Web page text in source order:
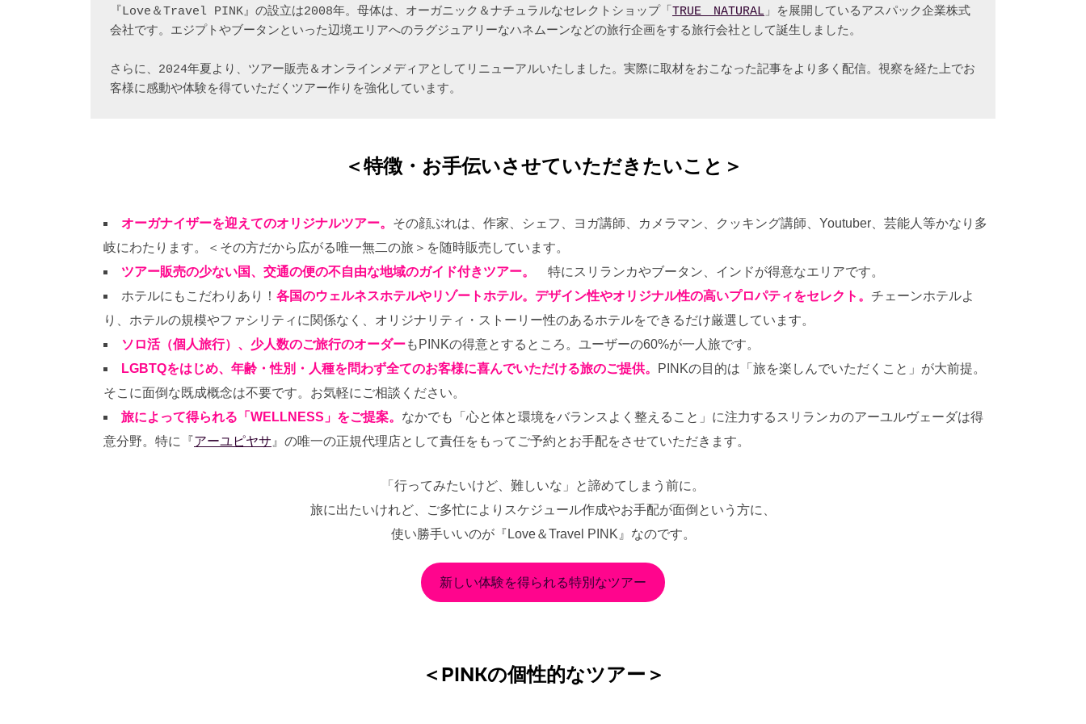
『Love＆Travel PINK』の設立は2008年。母体は、オーガニック＆ナチュラルなセレクトショップ「 TRUE　NATURAL」を展開しているアスパック企業株式
会社です。エジプトやブータンといった辺境エリアへのラグジュアリーなハネムーンなどの旅行企画をする旅行会社として誕生しました。
さらに、2024年夏より、ツアー販売＆オンラインメディアとしてリニューアルいたしました。実際に取材をおこなった記事をより多く配信。視察を経た上でお
客様に感動や体験を得ていただくツアー作りを強化しています。
＜特徴・お手伝いさせていただきたいこと＞
オーガナイザーを迎えてのオリジナルツアー。 その顔ぶれは、作家、シェフ、ヨガ講師、カメラマン、クッキング講師、Youtuber、芸能人等かなり多
岐にわたります。＜その方だから広がる唯一無二の旅＞を随時販売しています。
ツアー販売の少ない国、交通の便の不自由な地域のガイド付きツアー。
特にスリランカやブータン、インドが得意なエリアです。
ホテルにもこだわりあり！ 各国のウェルネスホテルやリゾートホテル。デザイン性やオリジナル性の高いプロパティをセレクト。 チェーンホテルよ
り、ホテルの規模やファシリティに関係なく、オリジナリティ・ストーリー性のあるホテルをできるだけ厳選しています。
ソロ活（個人旅行）、少人数のご旅行のオーダーもPINKの得意とするところ。ユーザーの60%が一人旅です。
LGBTQをはじめ、年齢・性別・人種を問わず全てのお客様に喜んでいただける旅のご提供。
PINKの目的は「旅を楽しんでいただくこと」が大前提。
そこに面倒な既成概念は不要です。お気軽にご相談ください。
旅によって得られる「WELLNESS」をご提案。 なかでも「心と体と環境をバランスよく整えること」に注力するスリランカのアーユルヴェーダは得
意分野。特に『アーユピヤサ 』の唯一の正規代理店として責任をもってご予約とお手配をさせていただきます。
「行ってみたいけど、難しいな」と諦めてしまう前に。
旅に出たいけれど、ご多忙によりスケジュール作成やお手配が面倒という方に、
使い勝手いいのが『Love＆Travel PINK』なのです。
新しい体験を得られる特別なツアー
＜PINKの個性的なツアー＞